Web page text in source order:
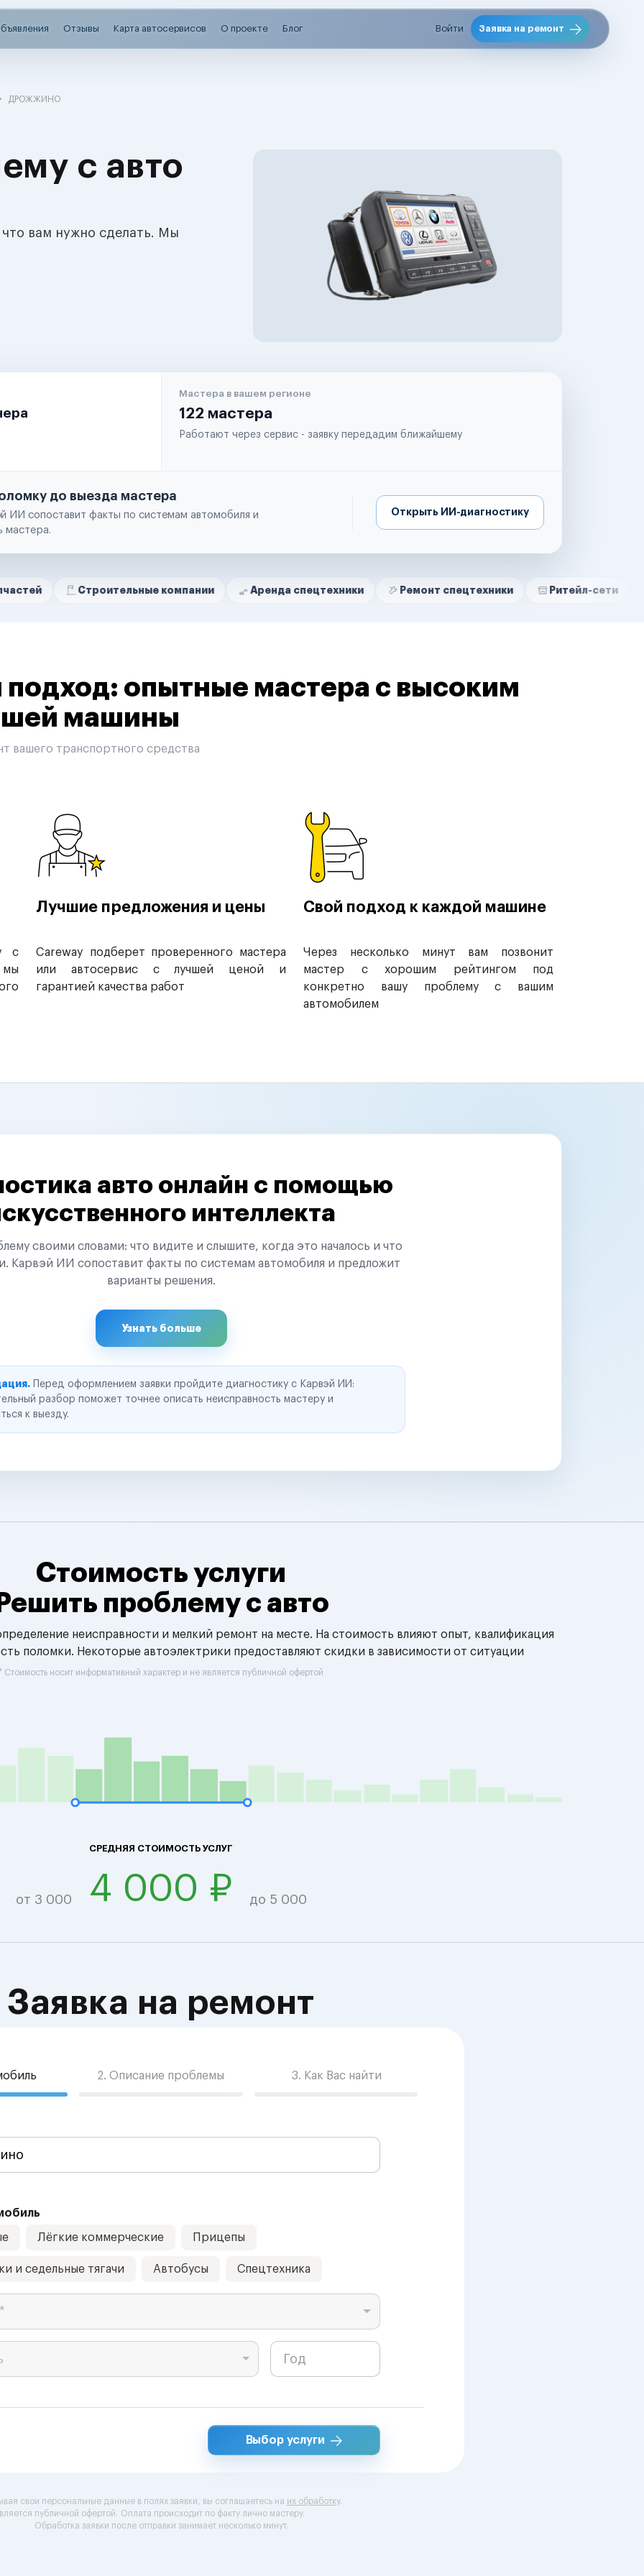
Отзывы Карта автосервисов О проекте Блог Войти Заявка на ремонт
ДРОЖЖИНО
с авто
вам нужно сделать. Мы
Мастера в вашем регионе
122 мастера
Работают через сервис - заявку передадим ближайшему
до выезда мастера
ИИ сопоставит факты по системам автомобиля и
мастера.
Открыть ИИ-диагностику
Строительные компании Аренда спецтехники Ремонт спецтехники Ритейл-сети
опытные мастера с высоким
машины
вашего транспортного средства
с
мы
Лучшие предложения и цены
Careway подберет проверенного мастера
или автосервис с лучшей ценой и
гарантией качества работ
Свой подход к каждой машине
Через несколько минут вам позвонит
мастер с хорошим рейтингом под
конкретно вашу проблему с вашим
автомобилем
авто онлайн с помощью
интеллекта
своими словами: что видите и слышите, когда это началось и что
Карвэй ИИ сопоставит факты по системам автомобиля и предложит
варианты решения.
Узнать больше
Перед оформлением заявки пройдите диагностику с Карвэй ИИ:
разбор поможет точнее описать неисправность мастеру и
к выезду.
Стоимость услуги
Решить проблему с авто
неисправности и мелкий ремонт на месте. На стоимость влияют опыт, квалификация
поломки. Некоторые автоэлектрики предоставляют скидки в зависимости от ситуации
Стоимость носит информативный характер и не является публичной офертой
СРЕДНЯЯ СТОИМОСТЬ УСЛУГ
от 3 000 4 000 ₽ до 5 000
Заявка на ремонт
2. Описание проблемы 3. Как Вас найти
Лёгкие коммерческие Прицепы
и седельные тягачи Автобусы Спецтехника
Выбор услуги
свои персональные данные в полях заявки, вы соглашаетесь на их обработку.
публичной офертой. Оплата происходит по факту лично мастеру.
Обработка заявки после отправки занимает несколько минут.